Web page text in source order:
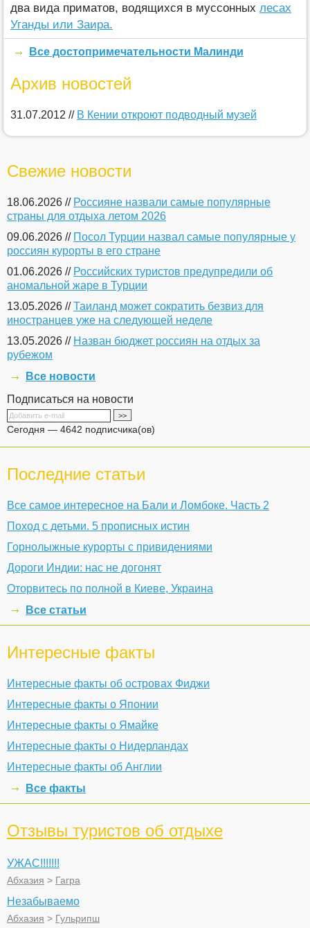
два вида приматов, водящихся в муссонных лесах
Уганды или Заира.
Все достопримечательности Малинди
Архив новостей
31.07.2012 // В Кении откроют подводный музей
Свежие новости
18.06.2026 // Россияне назвали самые популярные
страны для отдыха летом 2026
09.06.2026 // Посол Турции назвал самые популярные у
россиян курорты в его стране
01.06.2026 // Российских туристов предупредили об
аномальной жаре в Турции
13.05.2026 //Таиланд может сократить безвиз для
иностранцев уже на следующей неделе
13.05.2026 // Назван бюджет россиян на отдых за
рубежом
Все новости
Подписаться на новости
Сегодня — 4642 подписчика(ов)
Последние статьи
Все самое интересное на Бали и Ломбоке. Часть 2
Поход с детьми. 5 прописных истин
Горнолыжные курорты с привидениями
Дороги Индии: нас не догонят
Оторвитесь по полной в Киеве, Украина
Все статьи
Интересные факты
Интересные факты об островах Фиджи
Интересные факты о Японии
Интересные факты о Ямайке
Интересные факты о Нидерландах
Интересные факты об Англии
Все факты
Отзывы туристов об отдыхе
УЖАС!!!!!!!
Абхазия > Гагра
Незабываемо
Абхазия > Гульрипш